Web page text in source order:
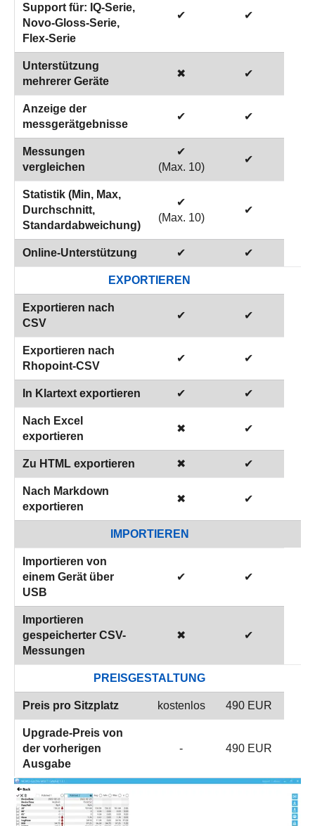
Support für: IQ-Serie,
Novo-Gloss-Serie,
Flex-Serie
✔ ✔
Unterstützung
mehrerer Geräte
✖ ✔
Anzeige der
messgerätgebnisse
✔ ✔
Messungen
vergleichen
✔
(Max. 10)
✔
Statistik (Min, Max,
Durchschnitt,
Standardabweichung)
✔
(Max. 10)
✔
Online-Unterstützung ✔ ✔
EXPORTIEREN
Exportieren nach
CSV
✔ ✔
Exportieren nach
Rhopoint-CSV
✔ ✔
In Klartext exportieren ✔ ✔
Nach Excel
exportieren
✖ ✔
Zu HTML exportieren ✖ ✔
Nach Markdown
exportieren
✖ ✔
IMPORTIEREN
Importieren von
einem Gerät über
USB
✔ ✔
Importieren
gespeicherter CSV-
Messungen
✖ ✔
PREISGESTALTUNG
Preis pro Sitzplatz kostenlos 490 EUR
Upgrade-Preis von
der vorherigen
Ausgabe
- 490 EUR